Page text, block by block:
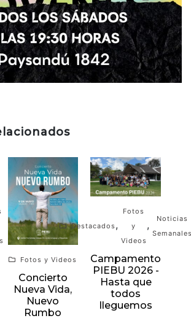
Fotos y Videos
Concierto
Nueva Vida,
Nuevo
Rumbo
Destacados,
Fotos
y
Videos
,
Noticias
Campamento
PIEBU 2026 -
Hasta que
todos
lleguemos